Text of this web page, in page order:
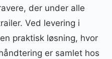
der under alle
Ved levering i
praktisk løsning, hvor
er samlet hos